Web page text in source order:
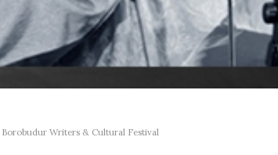
Borobudur Writers & Cultural Festival